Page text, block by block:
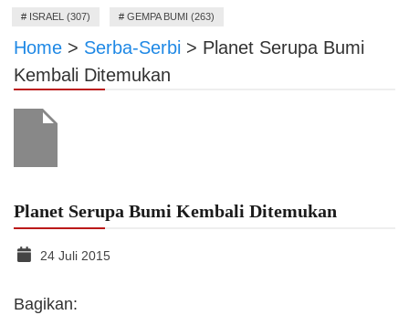
# ISRAEL (307) # GEMPA BUMI (263)
Home > Serba-Serbi > Planet Serupa Bumi
Kembali Ditemukan
Planet Serupa Bumi Kembali Ditemukan
24 Juli 2015
Bagikan: